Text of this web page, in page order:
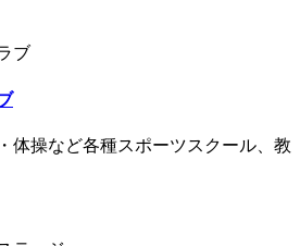
体操など各種スポーツスクール、教